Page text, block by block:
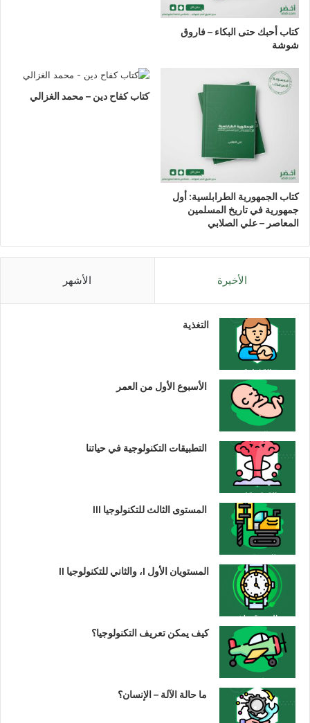
كتاب أحبك حتى البكاء – فاروق
شوشة
كتاب الجمهورية الطرابلسية: أول
جمهورية في تاريخ المسلمين
المعاصر – علي الصلابي
كتاب كفاح دين – محمد الغزالي
الأخيرة الأشهر
التغذية
الأسبوع الأول من العمر
التطبيقات التكنولوجية في حياتنا
المستوى الثالث للتكنولوجيا III
المستويان الأول I، والثاني للتكنولوجيا II
كيف يمكن تعريف التكنولوجيا؟
ما حالة الآلة – الإنسان؟